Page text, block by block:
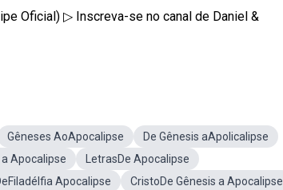
Oficial) ▷ Inscreva-se no canal de Daniel &
Gêneses AoApocalipse
De Gênesis aApolicalipse
Apocalipse
LetrasDe Apocalipse
Apocalipse
CristoDe Gênesis a Apocalipse